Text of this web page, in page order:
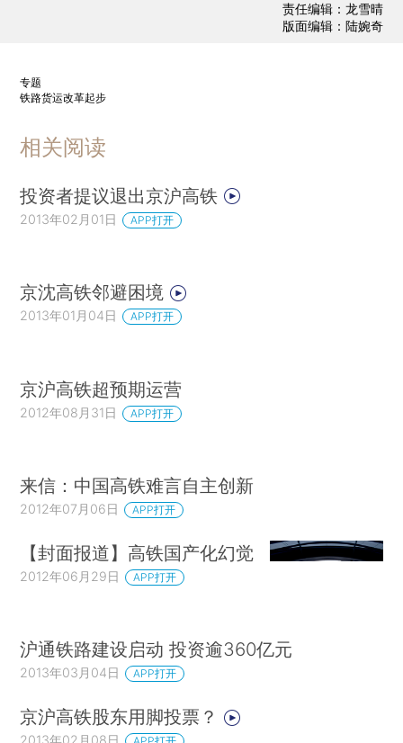
责任编辑：龙雪晴
版面编辑：陆婉奇
专题
铁路货运改革起步
相关阅读
投资者提议退出京沪高铁
2013年02月01日 APP打开
京沈高铁邻避困境
2013年01月04日 APP打开
京沪高铁超预期运营
2012年08月31日 APP打开
来信：中国高铁难言自主创新
2012年07月06日 APP打开
【封面报道】高铁国产化幻觉
2012年06月29日 APP打开
沪通铁路建设启动 投资逾360亿元
2013年03月04日 APP打开
京沪高铁股东用脚投票？